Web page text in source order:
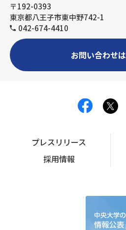
〒192-0393
東京都八王子市東中野742-1
042-674-4410
お問い合わせ
プレスリリース
採用情報